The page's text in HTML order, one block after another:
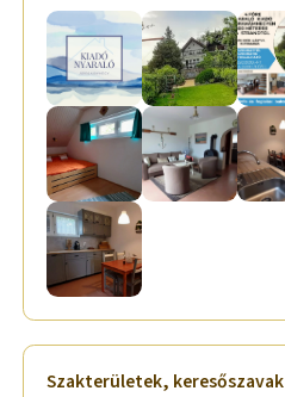
Szakterületek, keresőszavak